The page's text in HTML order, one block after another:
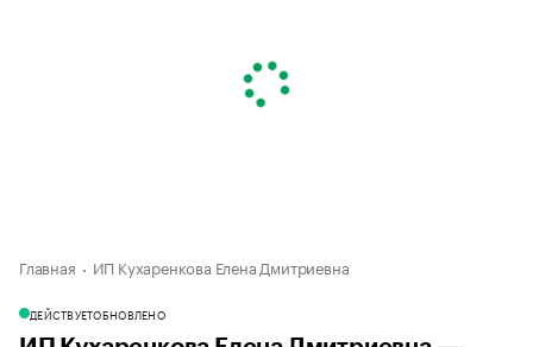
Главная ИП Кухаренкова Елена Дмитриевна
ДЕЙСТВУЕТОБНОВЛЕНО